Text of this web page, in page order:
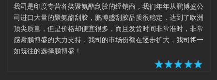
我司是印度专营各类聚氨酯刮胶的经销商，我们年年从鹏博盛公
司进口大量的聚氨酯刮胶，鹏博盛刮胶品质很稳定，达到了欧洲
顶尖质量，但是价格却便宜很多，而且发货时间非常准时，非常
感谢鹏博盛的大力支持，我司的市场份额在逐步扩大，我司将一
如既往的选择鹏博盛！